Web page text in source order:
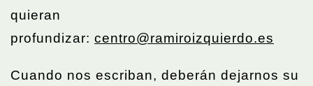
quieran
profundizar: centro@ramiroizquierdo.es
Cuando nos escriban, deberán dejarnos su